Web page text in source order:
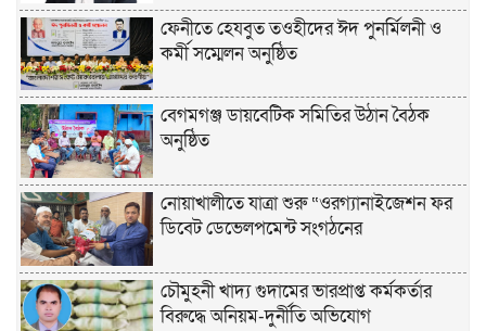
ফেনীতে হেযবুত তওহীদের ঈদ পুনর্মিলনী ও
কর্মী সম্মেলন অনুষ্ঠিত
বেগমগঞ্জ ডায়বেটিক সমিতির উঠান বৈঠক
অনুষ্ঠিত
নোয়াখালীতে যাত্রা শুরু “ওরগ্যানাইজেশন ফর
ডিবেট ডেভেলপমেন্ট সংগঠনের
চৌমুহনী খাদ্য গুদামের ভারপ্রাপ্ত কর্মকর্তার
বিরুদ্ধে অনিয়ম-দুর্নীতি অভিযোগ